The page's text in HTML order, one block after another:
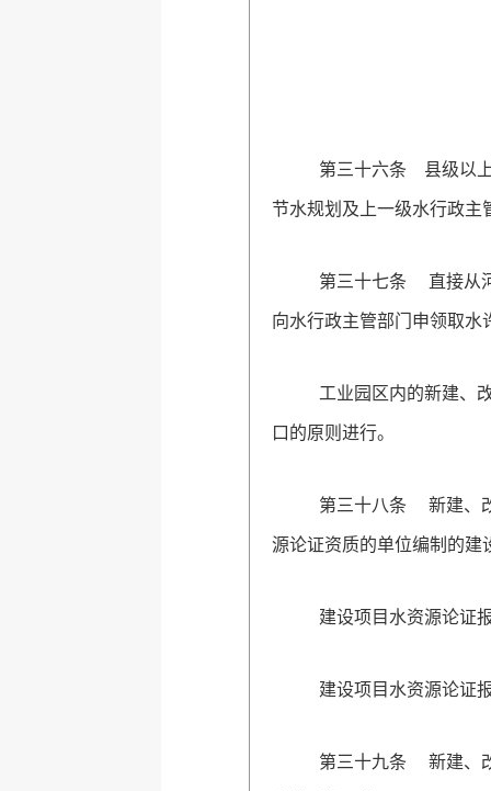
第三十六条 县级以
节水规划及上一级水行政主
第三十七条 直接从
向水行政主管部门申领取水
工业园区内的新建、
口 的原则进行。
第三十八条 新建、
源论证资质的单位编制的建
建设项目水资源论证
建设项目水资源论证
第三十九条 新建、